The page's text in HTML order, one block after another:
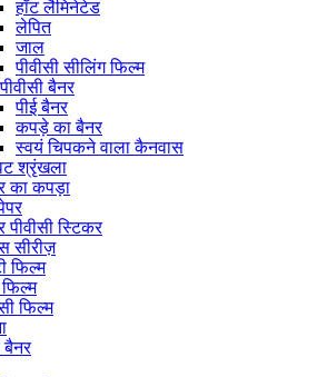
हॉट लैमिनेटेड
लेपित
जाल
पीवीसी सीलिंग फिल्म
बैनर
पीई बैनर
कपड़े का बैनर
स्वयं चिपकने वाला कैनवास
श्रृंखला
का कपड़ा
पीवीसी स्टिकर
सीरीज़
फिल्म
फिल्म
फिल्म
बैनर